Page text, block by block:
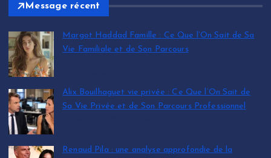
Message récent
Margot Haddad Famille : Ce Que l’On Sait de Sa
Vie Familiale et de Son Parcours
Alix Bouilhaguet vie privée : Ce Que l’On Sait de
Sa Vie Privée et de Son Parcours Professionnel
Renaud Pila : une analyse approfondie de la